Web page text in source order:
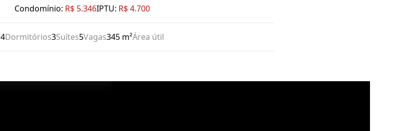
Condomínio: R$ 5.346IPTU: R$ 4.700
4Dormitórios3Suítes5Vagas345 m²Área útil